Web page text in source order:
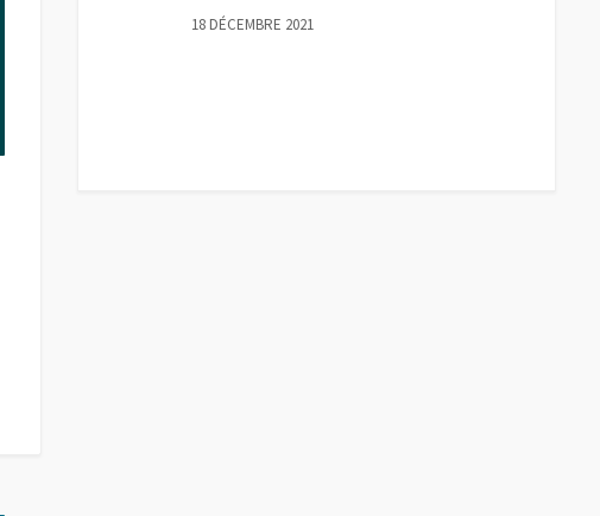
18 DÉCEMBRE 2021